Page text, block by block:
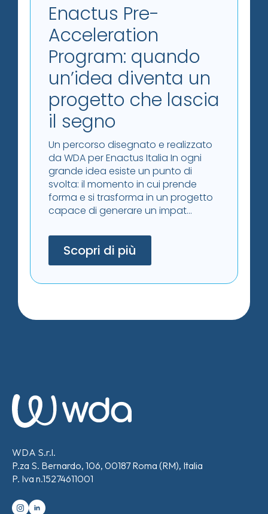
Enactus Pre-
Acceleration
Program: quando
un’idea diventa un
progetto che lascia
il segno
Un percorso disegnato e realizzato
da WDA per Enactus Italia In ogni
grande idea esiste un punto di
svolta: il momento in cui prende
forma e si trasforma in un progetto
capace di generare un impat...
Scopri di più
WDA S.r.l.
P.za S. Bernardo, 106, 00187 Roma (RM), Italia
P. Iva n.15274611001